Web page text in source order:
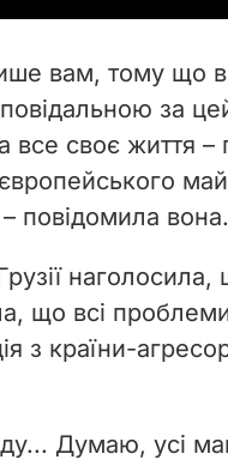
i
e
вам, тому що
за
все своє життя
повідомила вона.
що всі проблеми
з країни-
Думаю, усі